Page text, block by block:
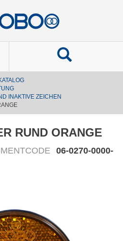
INAKTIVE ZEICHEN
RUND ORANGE
06-0270-0000-